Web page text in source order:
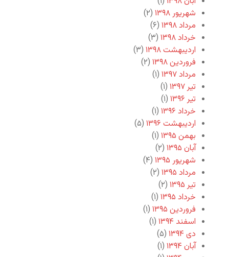
شهریور ۱۳۹۸
(۲)
مرداد ۱۳۹۸
(۶)
خرداد ۱۳۹۸
(۳)
اردیبهشت ۱۳۹۸
(۳)
فروردین ۱۳۹۸
(۲)
مرداد ۱۳۹۷
(۱)
تیر ۱۳۹۷
(۱)
تیر ۱۳۹۶
(۱)
خرداد ۱۳۹۶
(۱)
اردیبهشت ۱۳۹۶
(۵)
بهمن ۱۳۹۵
(۱)
آبان ۱۳۹۵
(۲)
شهریور ۱۳۹۵
(۴)
مرداد ۱۳۹۵
(۲)
تیر ۱۳۹۵
(۲)
خرداد ۱۳۹۵
(۱)
فروردین ۱۳۹۵
(۱)
اسفند ۱۳۹۴
(۱)
دی ۱۳۹۴
(۵)
آبان ۱۳۹۴
(۱)